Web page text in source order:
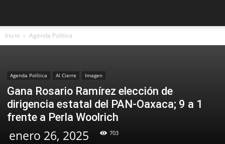
Inicio Agenda Política
Agenda Política Al Cierre Imagen
Gana Rosario Ramírez elección de
dirigencia estatal del PAN-Oaxaca; 9 a 1
frente a Perla Woolrich
enero 26, 2025 703